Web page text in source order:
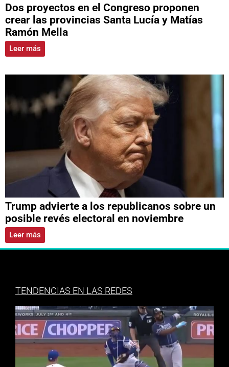
Dos proyectos en el Congreso proponen
crear las provincias Santa Lucía y Matías
Ramón Mella
Leer más
Trump advierte a los republicanos sobre un
posible revés electoral en noviembre
Leer más
TENDENCIAS EN LAS REDES